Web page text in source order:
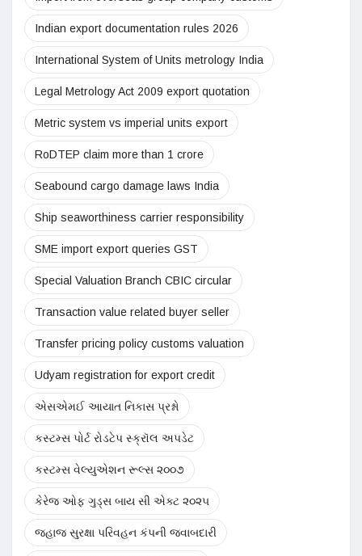
Indian export documentation rules 2026
International System of Units metrology India
Legal Metrology Act 2009 export quotation
Metric system vs imperial units export
RoDTEP claim more than 1 crore
Seabound cargo damage laws India
Ship seaworthiness carrier responsibility
SME import export queries GST
Special Valuation Branch CBIC circular
Transaction value related buyer seller
Transfer pricing policy customs valuation
Udyam registration for export credit
એસએમઈ આયાત નિકાસ પ્રશ્નો
કસ્ટમ્સ પોર્ટ રોડટેપ સ્ક્રૉલ અપડેટ
કસ્ટમ્સ વેલ્યુએશન રૂલ્સ ૨૦૦૭
કેરેજ ઓફ ગુડ્સ બાય સી એક્ટ ૨૦૨૫
જહાજ સુરક્ષા પરિવહન કંપની જવાબદારી